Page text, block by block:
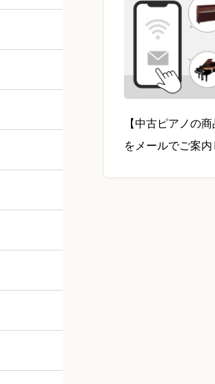
【中古ピアノの
をメールでご案内